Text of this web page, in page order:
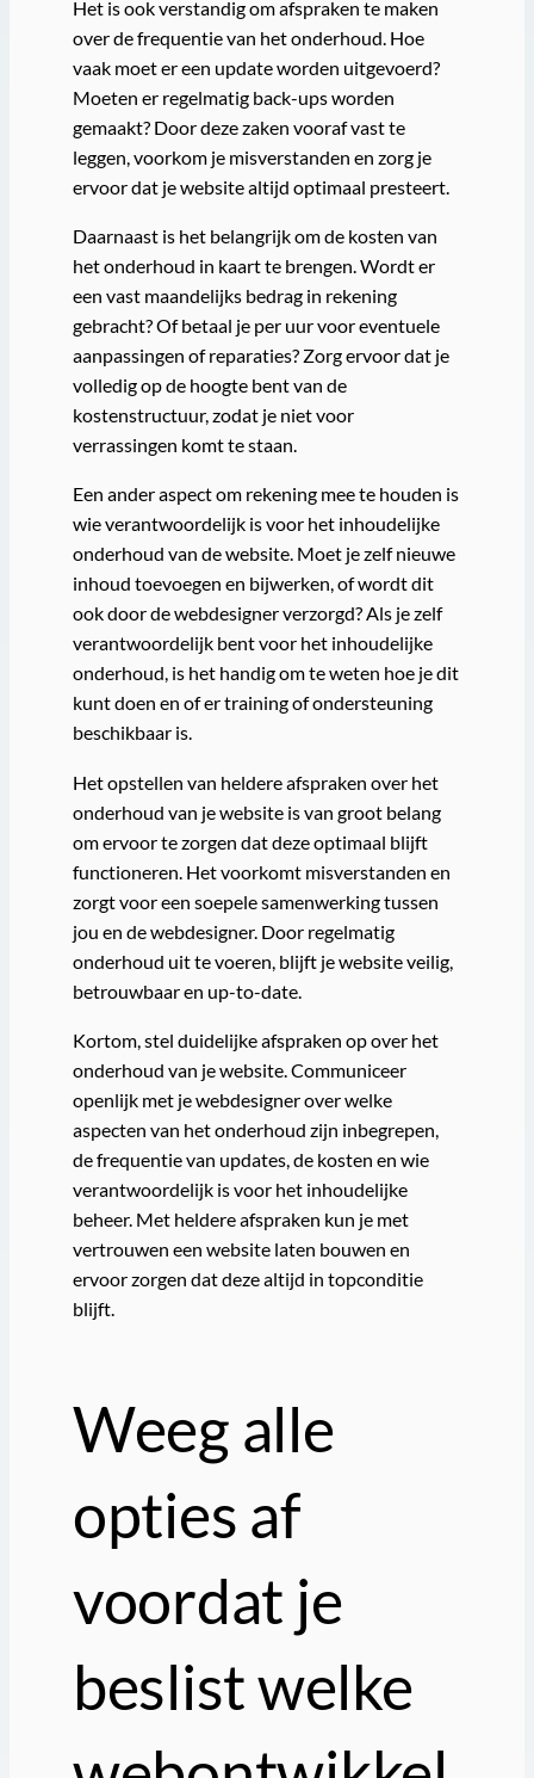
Het is ook verstandig om afspraken te maken
over de frequentie van het onderhoud. Hoe
vaak moet er een update worden uitgevoerd?
Moeten er regelmatig back-ups worden
gemaakt? Door deze zaken vooraf vast te
leggen, voorkom je misverstanden en zorg je
ervoor dat je website altijd optimaal presteert.
Daarnaast is het belangrijk om de kosten van
het onderhoud in kaart te brengen. Wordt er
een vast maandelijks bedrag in rekening
gebracht? Of betaal je per uur voor eventuele
aanpassingen of reparaties? Zorg ervoor dat je
volledig op de hoogte bent van de
kostenstructuur, zodat je niet voor
verrassingen komt te staan.
Een ander aspect om rekening mee te houden is
wie verantwoordelijk is voor het inhoudelijke
onderhoud van de website. Moet je zelf nieuwe
inhoud toevoegen en bijwerken, of wordt dit
ook door de webdesigner verzorgd? Als je zelf
verantwoordelijk bent voor het inhoudelijke
onderhoud, is het handig om te weten hoe je dit
kunt doen en of er training of ondersteuning
beschikbaar is.
Het opstellen van heldere afspraken over het
onderhoud van je website is van groot belang
om ervoor te zorgen dat deze optimaal blijft
functioneren. Het voorkomt misverstanden en
zorgt voor een soepele samenwerking tussen
jou en de webdesigner. Door regelmatig
onderhoud uit te voeren, blijft je website veilig,
betrouwbaar en up-to-date.
Kortom, stel duidelijke afspraken op over het
onderhoud van je website. Communiceer
openlijk met je webdesigner over welke
aspecten van het onderhoud zijn inbegrepen,
de frequentie van updates, de kosten en wie
verantwoordelijk is voor het inhoudelijke
beheer. Met heldere afspraken kun je met
vertrouwen een website laten bouwen en
ervoor zorgen dat deze altijd in topconditie
blijft.
Weeg alle
opties af
voordat je
beslist welke